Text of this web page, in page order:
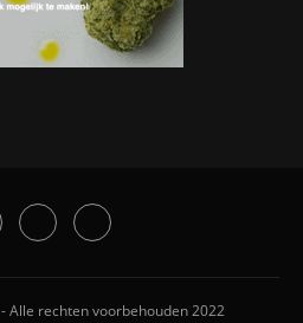
- Alle rechten voorbehouden 2022